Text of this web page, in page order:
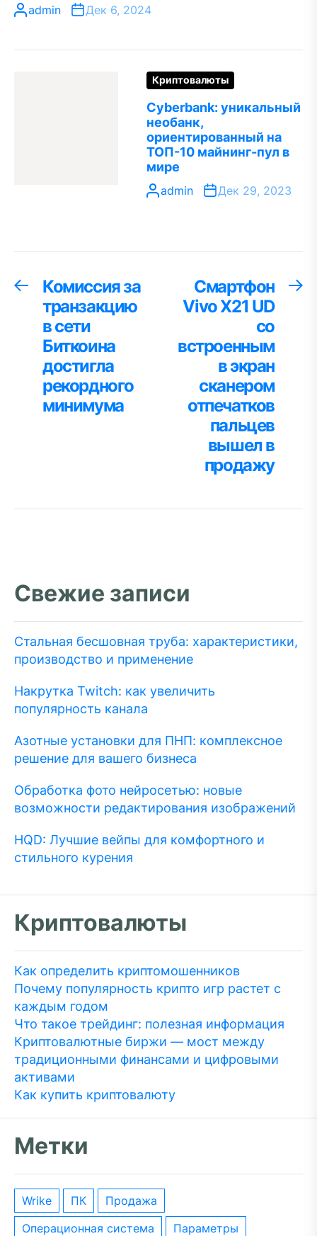
admin Дек 6, 2024
Криптовалюты
Cyberbank: уникальный
необанк,
ориентированный на
ТОП-10 майнинг-пул в
мире
admin Дек 29, 2023
Навигация
записям
Предыдущая
запись:
Комиссия за
транзакцию
в сети
Биткоина
достигла
рекордного
минимума
Смартфон
Vivo X21 UD
со
встроенным
в экран
сканером
отпечатков
пальцев
вышел в
продажу
Свежие записи
Стальная бесшовная труба: характеристики,
производство и применение
Накрутка Twitch: как увеличить
популярность канала
Азотные установки для ПНП: комплексное
решение для вашего бизнеса
Обработка фото нейросетью: новые
возможности редактирования изображений
HQD: Лучшие вейпы для комфортного и
стильного курения
Криптовалюты
Как определить криптомошенников
Почему популярность крипто игр растет с
каждым годом
Что такое трейдинг: полезная информация
Криптовалютные биржи — мост между
традиционными финансами и цифровыми
активами
Как купить криптовалюту
Метки
wrike ПК
Продажа
операционная система
параметры